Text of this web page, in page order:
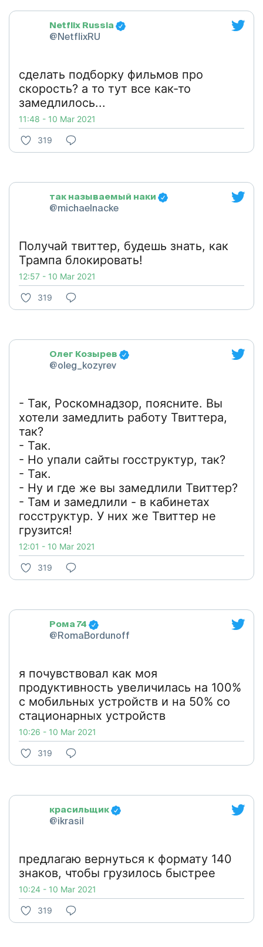
Netflix Russia
@NetflixRU
сделать подборку фильмов про
скорость? а то тут все как-то
замедлилось...
11:48 - 10 Mar 2021
319
так называемый наки
@michaelnacke
Получай твиттер, будешь знать, как
Трампа блокировать!
12:57 - 10 Mar 2021
319
Олег Козырев
@oleg_kozyrev
- Так, Роскомнадзор, поясните. Вы
хотели замедлить работу Твиттера,
так?
- Так.
- Но упали сайты госструктур, так?
- Так.
- Ну и где же вы замедлили Твиттер?
- Там и замедлили - в кабинетах
госструктур. У них же Твиттер не
грузится!
12:01 - 10 Mar 2021
319
Рома 74
@RomaBordunoff
я почувствовал как моя
продуктивность увеличилась на 100%
с мобильных устройств и на 50% со
стационарных устройств
10:26 - 10 Mar 2021
319
красильщик
@ikrasil
предлагаю вернуться к формату 140
знаков, чтобы грузилось быстрее
10:24 - 10 Mar 2021
319